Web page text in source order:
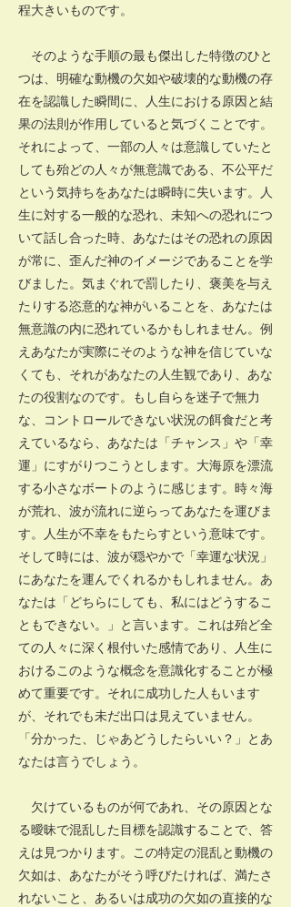
程大きいものです。
そのような手順の最も傑出した特徴のひと
つは、明確な動機の欠如や破壊的な動機の存
在を認識した瞬間に、人生における原因と結
果の法則が作用していると気づくことです。
それによって、一部の人々は意識していたと
しても殆どの人々が無意識である、不公平だ
という気持ちをあなたは瞬時に失います。人
生に対する一般的な恐れ、未知への恐れにつ
いて話し合った時、あなたはその恐れの原因
が常に、歪んだ神のイメージであることを学
びました。気まぐれで罰したり、褒美を与え
たりする恣意的な神がいることを、あなたは
無意識の内に恐れているかもしれません。例
えあなたが実際にそのような神を信じていな
くても、それがあなたの人生観であり、あな
たの役割なのです。もし自らを迷子で無力
な、コントロールできない状況の餌食だと考
えているなら、あなたは「チャンス」や「幸
運」にすがりつこうとします。大海原を漂流
する小さなボートのように感じます。時々海
が荒れ、波が流れに逆らってあなたを運びま
す。人生が不幸をもたらすという意味です。
そして時には、波が穏やかで「幸運な状況」
にあなたを運んでくれるかもしれません。あ
なたは「どちらにしても、私にはどうするこ
ともできない。」と言います。これは殆ど全
ての人々に深く根付いた感情であり、人生に
おけるこのような概念を意識化することが極
めて重要です。それに成功した人もいます
が、それでも未だ出口は見えていません。
「分かった、じゃあどうしたらいい？」とあ
なたは言うでしょう。
欠けているものが何であれ、その原因とな
る曖昧で混乱した目標を認識することで、答
えは見つかります。この特定の混乱と動機の
欠如は、あなたがそう呼びたければ、満たさ
れないこと、あるいは成功の欠如の直接的な